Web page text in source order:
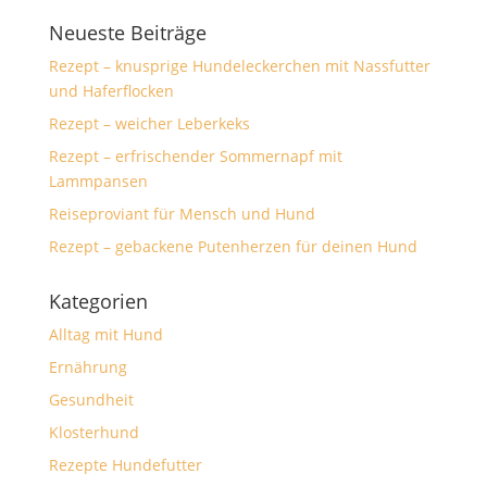
Neueste Beiträge
Rezept – knusprige Hundeleckerchen mit Nassfutter
und Haferflocken
Rezept – weicher Leberkeks
Rezept – erfrischender Sommernapf mit
Lammpansen
Reiseproviant für Mensch und Hund
Rezept – gebackene Putenherzen für deinen Hund
Kategorien
Alltag mit Hund
Ernährung
Gesundheit
Klosterhund
Rezepte Hundefutter